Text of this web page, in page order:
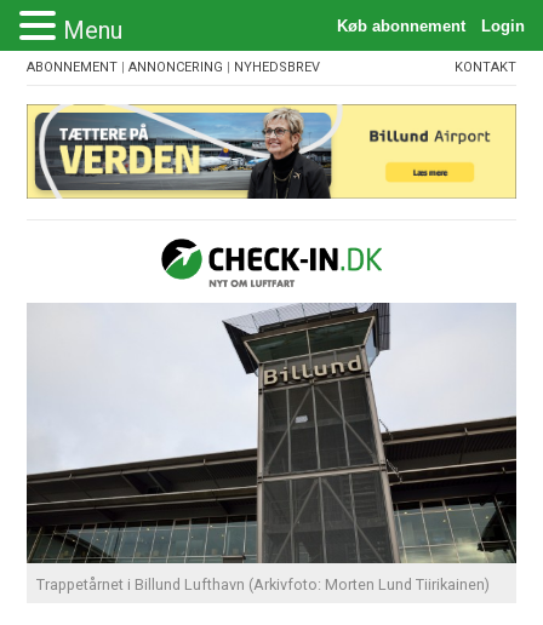
ABONNEMENT |ANNONCERING | NYHEDSBREV KONTAKT
Trappetårnet i Billund Lufthavn (Arkivfoto: Morten Lund Tiirikainen)
Menu